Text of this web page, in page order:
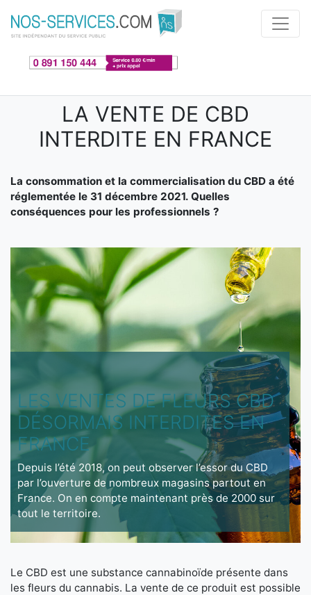
Aller au contenu principal
LA VENTE DE CBD
INTERDITE EN FRANCE
La consommation et la commercialisation du CBD a été
réglementée le 31 décembre 2021. Quelles
conséquences pour les professionnels ?
LES VENTES DE FLEURS CBD
DÉSORMAIS INTERDITES EN
FRANCE
Depuis l’été 2018, on peut observer l’essor du CBD
par l’ouverture de nombreux magasins partout en
France. On en compte maintenant près de 2000 sur
tout le territoire.
Le CBD est une substance cannabinoïde présente dans
les fleurs du cannabis. La vente de ce produit est possible